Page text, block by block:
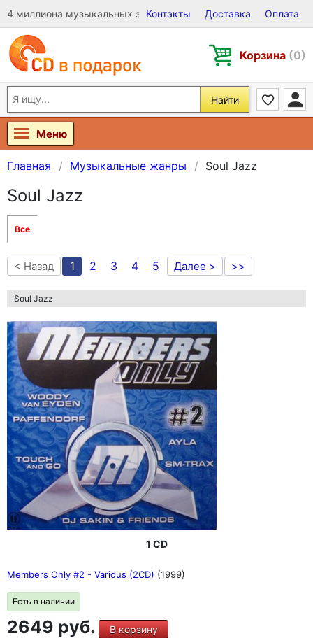
4 миллиона музыкальных записей на Виниле, CD и DVD
Контакты Доставка Оплата
Корзина (0)
Найти
Меню
Главная Музыкальные жанры Soul Jazz
Soul Jazz
Все
< Назад 1 2 3 4 5 Далее > >>
Soul Jazz
1 CD
Members Only #2 - Various (2CD) (1999)
Есть в наличии
2649 руб. В корзину